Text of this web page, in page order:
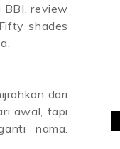
BBI, review
shades
dari
awal, tapi
nama.